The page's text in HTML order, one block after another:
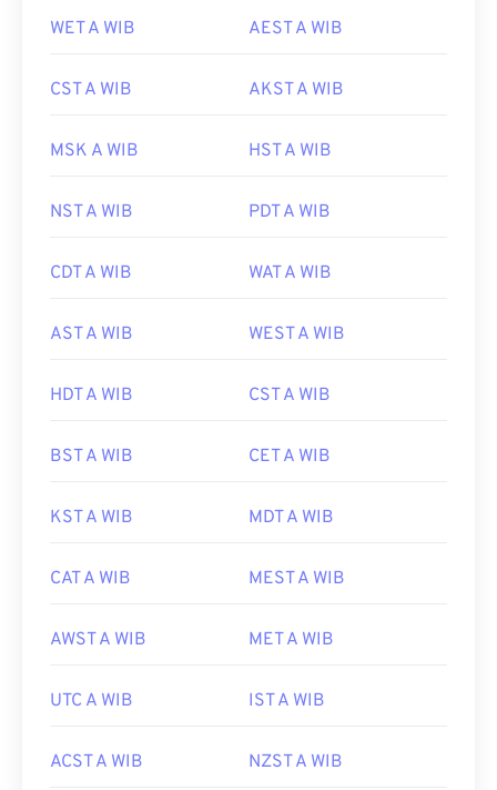
WET A WIB AEST A WIB
CST A WIB AKST A WIB
MSK A WIB HST A WIB
NST A WIB PDT A WIB
CDT A WIB WAT A WIB
AST A WIB WEST A WIB
HDT A WIB CST A WIB
BST A WIB CET A WIB
KST A WIB MDT A WIB
CAT A WIB MEST A WIB
AWST A WIB MET A WIB
UTC A WIB IST A WIB
ACST A WIB NZST A WIB